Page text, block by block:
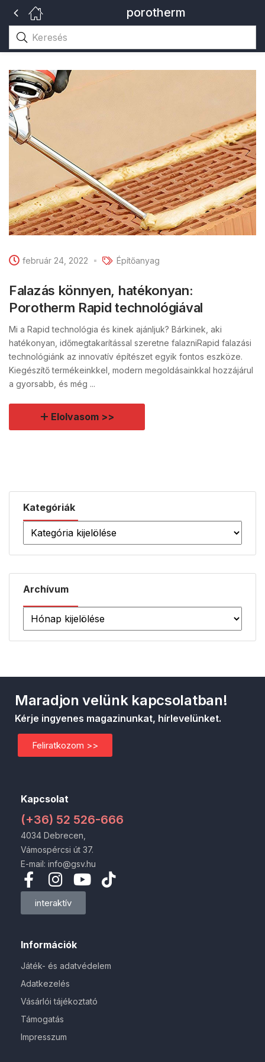
porotherm
Kategóriák
Archívum
február 24, 2022 Építőanyag
Falazás könnyen, hatékonyan:
Porotherm Rapid technológiával
Mi a Rapid technológia és kinek ajánljuk? Bárkinek, aki
hatékonyan, időmegtakarítással szeretne falazniRapid falazási
technológiánk az innovatív építészet egyik fontos eszköze.
Kiegészítő termékeinkkel, modern megoldásainkkal hozzájárul
a gyorsabb, és még ...
Elolvasom >>
Információk
Játék- és adatvédelem
Adatkezelés
Vásárlói tájékoztató
Támogatás
Impresszum
Kapcsolat
(+36) 52 526-666
4034 Debrecen,
Vámospércsi út 37.
E-mail: info@gsv.hu
interaktív
Maradjon velünk kapcsolatban!
Kérje ingyenes magazinunkat, hírlevelünket.
Feliratkozom >>